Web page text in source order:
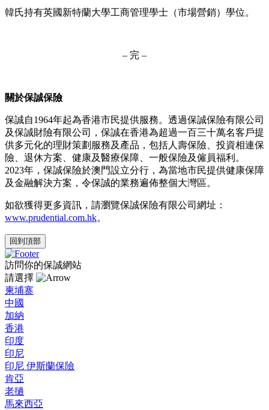
韓氏持有英國新特蘭大學工商管理學士（市場營銷）學位。
– 完 –
關於保誠保險
保誠自1964年起為香港市民提供服務。透過保誠保險有限公司
及保誠財險有限公司，保誠在香港為超過一百三十萬名客戶提
供多元化的理財策劃服務及產品，包括人壽保險、投資相連保
險、退休方案、健康及醫療保障、一般保險及僱員福利。
2023年，保誠保險於澳門設立分行，為當地市民提供健康保障
及金融解決方案，令保誠的業務遍佈整個大灣區。
如欲獲得更多資訊，請瀏覽保誠保險有限公司網址：
www.prudential.com.hk。
回到頂部
訪問你的保誠網站
請選擇
柬埔寨
中國
加納
香港
印度
印尼
印尼 伊斯蘭保險
肯亞
老撾
馬來西亞